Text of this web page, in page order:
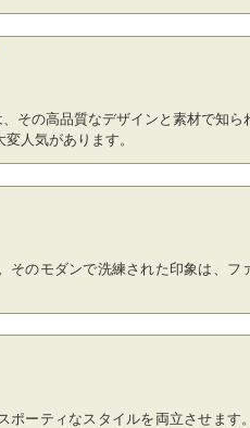
その高品質なデザインと素材で知ら
人気があります。
そのモダンで洗練された印象は、フ
ポーティなスタイルを両立させます